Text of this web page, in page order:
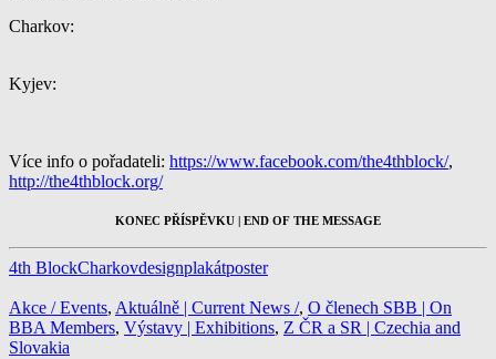
Charkov:
Kyjev:
Více info o pořadateli: https://www.facebook.com/the4thblock/,
http://the4thblock.org/
KONEC PŘÍSPĚVKU | END OF THE MESSAGE
4th BlockCharkovdesignplakátposter
Akce / Events, Aktuálně | Current News /, O členech SBB | On
BBA Members, Výstavy | Exhibitions, Z ČR a SR | Czechia and
Slovakia